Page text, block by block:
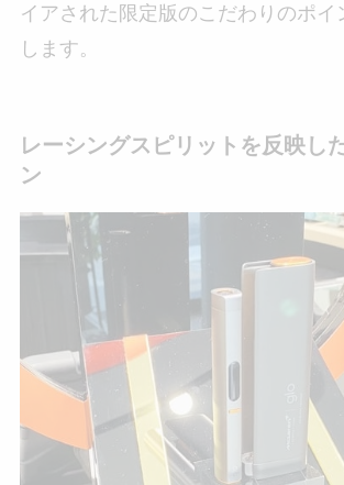
イアされた限定版のこだわりのポイ
します。
レーシングスピリットを反映し
ン